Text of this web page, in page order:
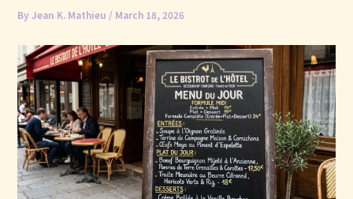
ByJean K. Mathieu / March 18, 2026